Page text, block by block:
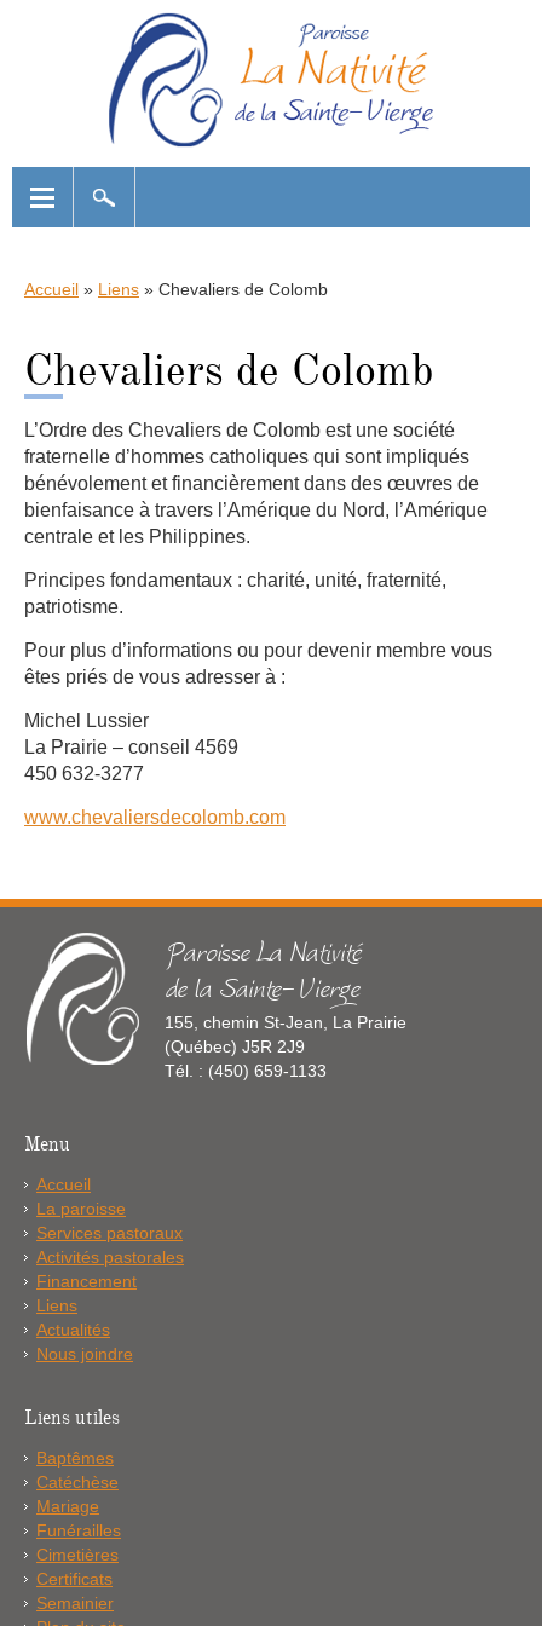
Accueil » Liens » Chevaliers de Colomb
Chevaliers de Colomb
L’Ordre des Chevaliers de Colomb est une société
fraternelle d’hommes catholiques qui sont impliqués
bénévolement et financièrement dans des œuvres de
bienfaisance à travers l’Amérique du Nord, l’Amérique
centrale et les Philippines.
Principes fondamentaux : charité, unité, fraternité,
patriotisme.
Pour plus d’informations ou pour devenir membre vous
êtes priés de vous adresser à :
Michel Lussier
La Prairie – conseil 4569
450 632-3277
www.chevaliersdecolomb.com
Paroisse La Nativité
de la Sainte-Vierge
155, chemin St-Jean, La Prairie
(Québec) J5R 2J9
Tél. : (450) 659-1133
Menu
Accueil
La paroisse
Services pastoraux
Activités pastorales
Financement
Liens
Actualités
Nous joindre
Liens utiles
Baptêmes
Catéchèse
Mariage
Funérailles
Cimetières
Certificats
Semainier